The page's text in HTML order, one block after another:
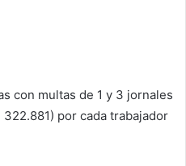
con multas de 1 y 3 jornales
por cada trabajador